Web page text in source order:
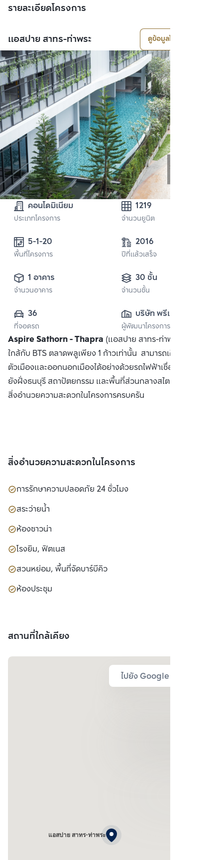
รายละเอียดโครงการ
แอสปาย สาทร-ท่าพระ ดูข้อมูลโครงการ
คอนโดมิเนียม
ประเภทโครงการ
1219
จำนวนยูนิต
5-1-20
พื้นที่โครงการ
2016
ปีที่แล้วเสร็จ
1 อาคาร
จำนวนอาคาร
30 ชั้น
จำนวนชั้น
36
ที่จอดรถ
บริษัท พรีเมี่ยม เรส
ซิเดนซ์ จำกัด
ผู้พัฒนาโครงการ
Aspire Sathorn - Thapra (แอสปาย สาทร-ท่าพระ) คอนโดที่
ใกล้กับ BTS ตลาดพลูเพียง 1 ก้าวเท่านั้น สามารถเดินทางเข้าสู่
ตัวเมืองและออกนอกเมืองได้อย่างด้วยรถไฟฟ้าเชื่อมต่อสาทรไป
ยังฝั่งธนบุรี สถาปัตยกรรม และพื้นที่ส่วนกลางสไตล์ญี่ปุ่น พร้อม
สิ่งอำนวยความสะดวกในโครงการครบครัน
สิ่งอำนวยความสะดวกในโครงการ
การรักษาความปลอดภัย 24 ชั่วโมง
สระว่ายน้ำ
ห้องซาวน่า
โรงยิม, ฟิตเนส
สวนหย่อม, พื้นที่จัดบาร์บีคิว
ห้องประชุม
สถานที่ใกล้เคียง
ไปยัง Google Map
แอสปาย สาทร-ท่าพระ